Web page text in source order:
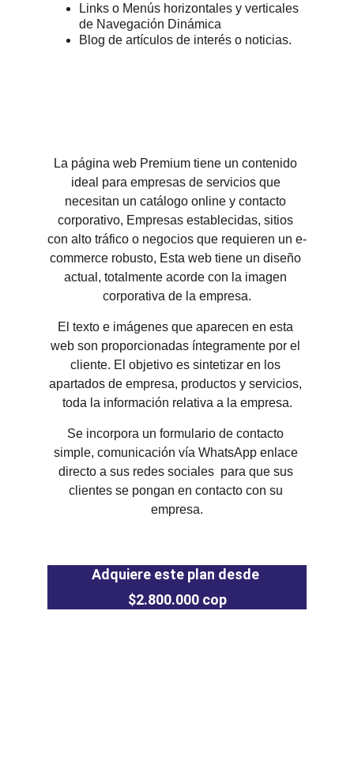
Links o Menús horizontales y verticales
de Navegación Dinámica
Blog de artículos de interés o noticias.
La página web Premium tiene un contenido
ideal para empresas de servicios que
necesitan un catálogo online y contacto
corporativo, Empresas establecidas, sitios
con alto tráfico o negocios que requieren un e-
commerce robusto, Esta web tiene un diseño
actual, totalmente acorde con la imagen
corporativa de la empresa.
El texto e imágenes que aparecen en esta
web son proporcionadas íntegramente por el
cliente. El objetivo es sintetizar en los
apartados de empresa, productos y servicios,
toda la información relativa a la empresa.
Se incorpora un formulario de contacto
simple, comunicación vía WhatsApp enlace
directo a sus redes sociales  para que sus
clientes se pongan en contacto con su
empresa.
Adquiere este plan desde
$2.800.000 cop